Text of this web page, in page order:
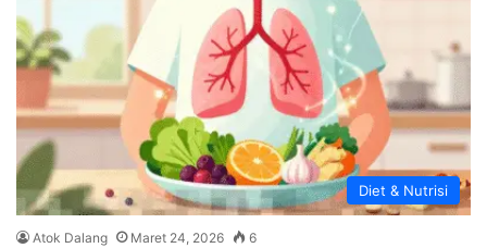
Diet & Nutrisi
Atok Dalang Maret 24, 2026 6